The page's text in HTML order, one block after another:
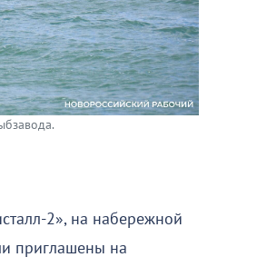
2», на набережной
приглашены на